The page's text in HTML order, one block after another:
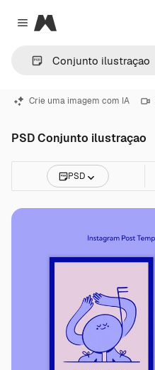
Close menu
Magnific
Crie uma imagem com IA
PSD Conjunto ilustraçao
PSD